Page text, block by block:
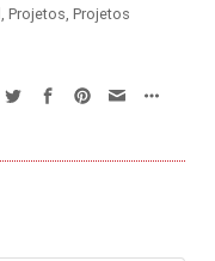
, Projetos, Projetos